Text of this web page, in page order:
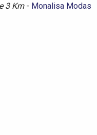
3 Km - Monalisa Modas